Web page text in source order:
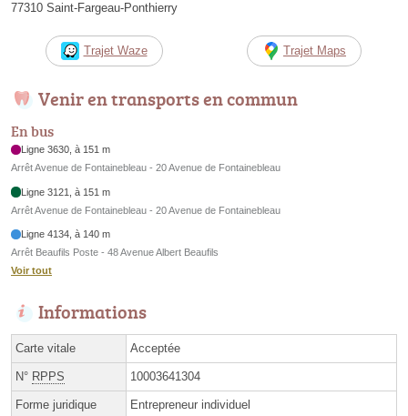
77310 Saint-Fargeau-Ponthierry
Trajet Waze Trajet Maps
Venir en transports en commun
En bus
Ligne 3630, à 151 m
Arrêt Avenue de Fontainebleau - 20 Avenue de Fontainebleau
Ligne 3121, à 151 m
Arrêt Avenue de Fontainebleau - 20 Avenue de Fontainebleau
Ligne 4134, à 140 m
Arrêt Beaufils Poste - 48 Avenue Albert Beaufils
Voir tout
Informations
Carte vitale Acceptée
N° RPPS 10003641304
Forme juridique Entrepreneur individuel